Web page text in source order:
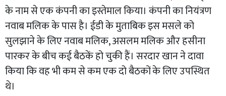
के नाम से एक कंपनी का इस्तेमाल किया। कंपनी का नियंत्रण
नवाब मलिक के पास है। ईडी के मुताबिक इस मसले को
सुलझाने के लिए नवाब मलिक, असलम मलिक और हसीना
पारकर के बीच कई बैठकें हो चुकी हैं। सरदार खान ने दावा
किया कि वह भी कम से कम एक दो बैठकों के लिए उपस्थित
थे।